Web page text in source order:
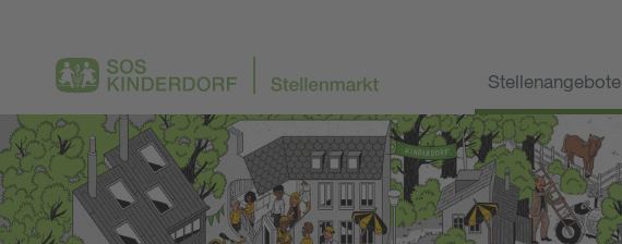
Stellenangebote